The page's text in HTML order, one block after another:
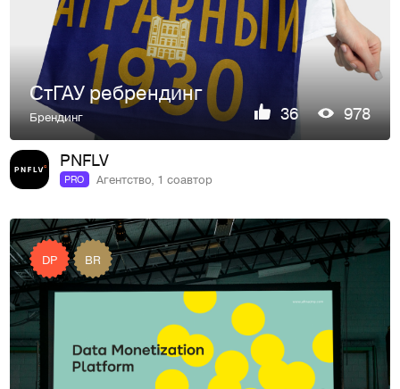
СтГАУ ребрендинг
Брендинг 36 978
PNFLV
PRO Агентство, 1 соавтор
DP BR